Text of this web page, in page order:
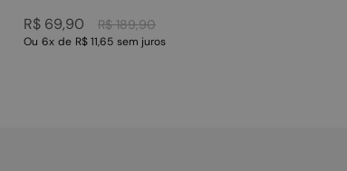
R$ 189,90
R$ 69,90
Ou 6x de R$ 11,65 sem juros